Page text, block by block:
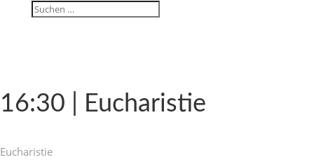
16:30 | Eucharistie
Eucha­ristie